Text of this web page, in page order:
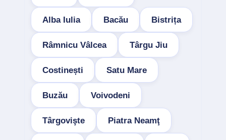
Alba Iulia Bacău Bistrița
Râmnicu Vâlcea Târgu Jiu
Costinești Satu Mare
Buzău Voivodeni
Târgovişte Piatra Neamţ